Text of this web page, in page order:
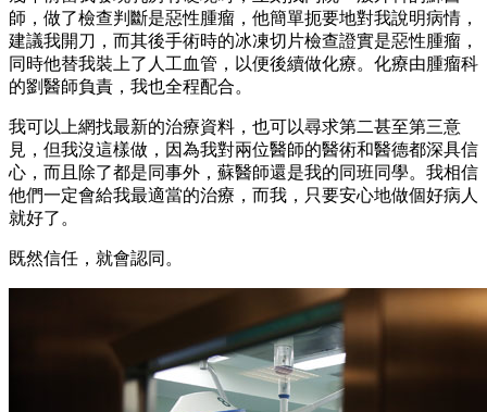
師，做了檢查判斷是惡性腫瘤，他簡單扼要地對我說明病情，
建議我開刀，而其後手術時的冰凍切片檢查證實是惡性腫瘤，
同時他替我裝上了人工血管，以便後續做化療。化療由腫瘤科
的劉醫師負責，我也全程配合。
我可以上網找最新的治療資料，也可以尋求第二甚至第三意
見，但我沒這樣做，因為我對兩位醫師的醫術和醫德都深具信
心，而且除了都是同事外，蘇醫師還是我的同班同學。我相信
他們一定會給我最適當的治療，而我，只要安心地做個好病人
就好了。
既然信任，就會認同。